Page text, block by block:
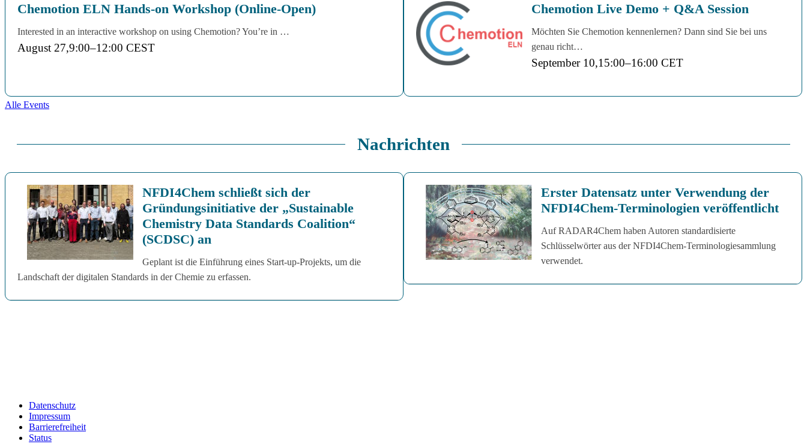
Chemotion ELN Hands-on Workshop (Online-Open)
Interested in an interactive workshop on using Chemotion? You’re in …
August 27,9:00–12:00 CEST
Chemotion Live Demo + Q&A Session
Möchten Sie Chemotion kennenlernen? Dann sind Sie bei uns
genau richt…
September 10,15:00–16:00 CET
Alle Events
Nachrichten
NFDI4Chem schließt sich der
Gründungsinitiative der „Sustainable
Chemistry Data Standards Coalition“
(SCDSC) an
Geplant ist die Einführung eines Start-up-Projekts, um die
Landschaft der digitalen Standards in der Chemie zu erfassen.
Erster Datensatz unter Verwendung der
NFDI4Chem-Terminologien veröffentlicht
Auf RADAR4Chem haben Autoren standardisierte
Schlüsselwörter aus der NFDI4Chem-Terminologiesammlung
verwendet.
Datenschutz
Impressum
Barrierefreiheit
Status